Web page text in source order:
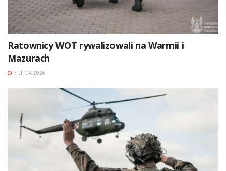
Ratownicy WOT rywalizowali na Warmii i
Mazurach
7 LIPCA 2026